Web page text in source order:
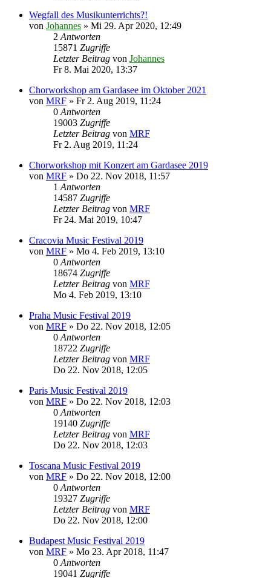
Wegfall des Musikunterrichts?!
von Johannes » Mi 29. Apr 2020, 12:49
2 Antworten
15871 Zugriffe
Letzter Beitrag von Johannes
Fr 8. Mai 2020, 13:37
Chorworkshop am Gardasee im Oktober 2021
von MRF » Fr 2. Aug 2019, 11:24
0 Antworten
19003 Zugriffe
Letzter Beitrag von MRF
Fr 2. Aug 2019, 11:24
Chorworkshop mit Konzert am Gardasee 2019
von MRF » Do 22. Nov 2018, 11:57
1 Antworten
14587 Zugriffe
Letzter Beitrag von MRF
Fr 24. Mai 2019, 10:47
Cracovia Music Festival 2019
von MRF » Mo 4. Feb 2019, 13:10
0 Antworten
18674 Zugriffe
Letzter Beitrag von MRF
Mo 4. Feb 2019, 13:10
Praha Music Festival 2019
von MRF » Do 22. Nov 2018, 12:05
0 Antworten
18722 Zugriffe
Letzter Beitrag von MRF
Do 22. Nov 2018, 12:05
Paris Music Festival 2019
von MRF » Do 22. Nov 2018, 12:03
0 Antworten
19140 Zugriffe
Letzter Beitrag von MRF
Do 22. Nov 2018, 12:03
Toscana Music Festival 2019
von MRF » Do 22. Nov 2018, 12:00
0 Antworten
19327 Zugriffe
Letzter Beitrag von MRF
Do 22. Nov 2018, 12:00
Budapest Music Festival 2019
von MRF » Mo 23. Apr 2018, 11:47
0 Antworten
19041 Zugriffe